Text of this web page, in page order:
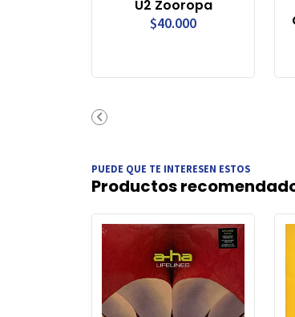
U2 Zooropa
$40.000
PUEDE QUE TE INTERESEN ESTOS
Productos